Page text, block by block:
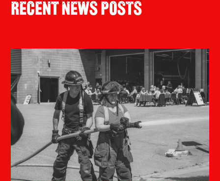
Recent News Posts